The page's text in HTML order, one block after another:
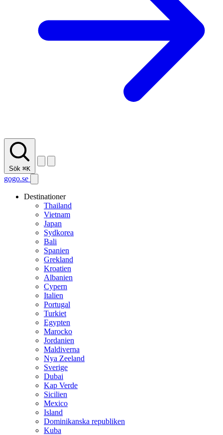
Sök ⌘K
gogo.se
Destinationer
Thailand
Vietnam
Japan
Sydkorea
Bali
Spanien
Grekland
Kroatien
Albanien
Cypern
Italien
Portugal
Turkiet
Egypten
Marocko
Jordanien
Maldiverna
Nya Zeeland
Sverige
Dubai
Kap Verde
Sicilien
Mexico
Island
Dominikanska republiken
Kuba